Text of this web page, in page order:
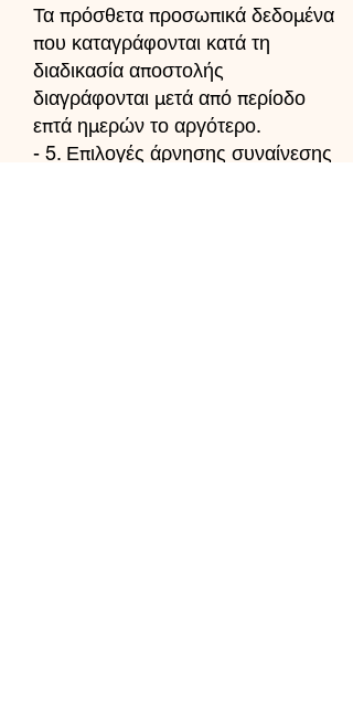
Τα πρόσθετα προσωπικά δεδομένα
που καταγράφονται κατά τη
διαδικασία αποστολής
διαγράφονται μετά από περίοδο
επτά ημερών το αργότερο.
- 5. Επιλογές άρνησης συναίνεσης